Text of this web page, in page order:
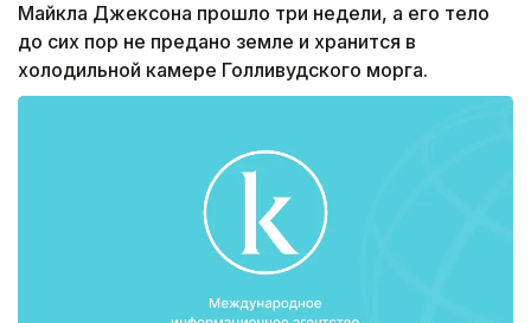
Майкла Джексона прошло три недели, а его тело
до сих пор не предано земле и хранится в
холодильной камере Голливудского морга.